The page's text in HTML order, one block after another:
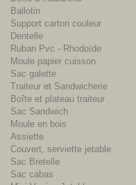
Ballotin
Support carton couleur
Dentelle
Ruban Pvc - Rhodoïde
Moule papier cuisson
Sac galette
Traiteur et Sandwicherie
Boîte et plateau traiteur
Sac Sandwich
Moule en bois
Assiette
Couvert, serviette jetable
Sac Bretelle
Sac cabas